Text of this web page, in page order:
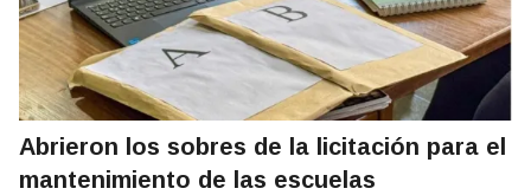
Abrieron los sobres de la licitación para el
mantenimiento de las escuelas